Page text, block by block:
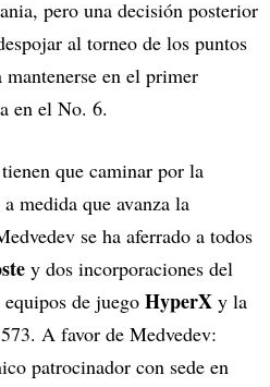
pero una decisión posterior
al torneo de los puntos
en el primer
en el No. 6.
que caminar por la
medida que avanza la
se ha aferrado a todos
y dos incorporaciones del
de juego HyperX y la
A favor de Medvedev:
patrocinador con sede en